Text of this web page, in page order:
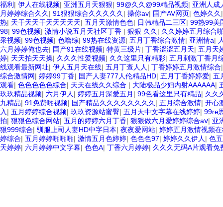
福利 | 伊人在线视频| 亚洲五月天狠狠| 99@久久@99精品视频| 亚洲人成
月婷婷综合久久 | 91狠狠综合久久久久久 | 操你av| 国产AV网页| 色婷久久
热| 天干天天干天天天天天| 五月天激情色色| 日韩精品二三区| 99热99美
98| 99色视频| 激情小说五月天社区丁香 | 狠狠 久久 | 久久婷婷五月综合
采视频| 99色视频| 色噜综| 99热在线资源| 五月丁香综合激情| 亚洲情a|
六月婷婷俺也去| 国产91在线视频| 特黄三级片| 丁香涩涩五月天| 五月天
婷| 天天拍天天操| 久久久性爱视频| 久久这里只有精彩| 五月刺激丁香月
线观看最新网址| 伊人五月天在线| 五月丁查人人 | 丁香婷婷五月激情综合
综合激情网| 婷婷99丁香| 国产人妻777人伦精品HD| 五月丁香婷婷爱| 五
观看| 色色色色色综合| 天天在线久久综合 | 大陆极品少妇内射AAAAAA|
玖玖精品视频| 六月伊人 | 婷婷五月深爱五月 | 99色看这里只有精品| 久久
九精品| 91免费啪视频| 国产精品久久久久久久久久 | 五月综合激情| 开心
入 | 五月婷婷综合视频| 玖玖资源站蜜臀| 五月天中文字幕在线婷婷| 99re
拍| 狠狠色综合网站| 五月的婷婷六月丁香| 狠狠做六月爱婷婷综合aⅴ| 亚
狠999综合| 驯服上司人妻HD中字日本| 夜夜爱网站| 婷婷五月激情视频
婷综合| 五月婷婷啪啪啪| 激情五月色婷婷| 色色色97| 婷婷久久伊人 | 色
天婷婷| 六月婷婷中文字幕| 色色A| 丁香六月婷婷| 久久久无码A片观看免